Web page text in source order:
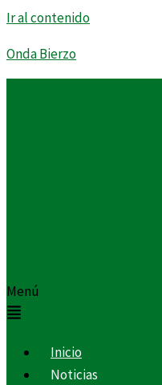
Ir al contenido
Onda Bierzo
Menú
Inicio
Noticias